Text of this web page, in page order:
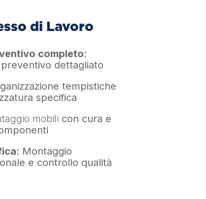
di Lavoro
completo:
dettagliato
tempistiche
specifica
mobili con cura e
: Montaggio
e controllo qualità